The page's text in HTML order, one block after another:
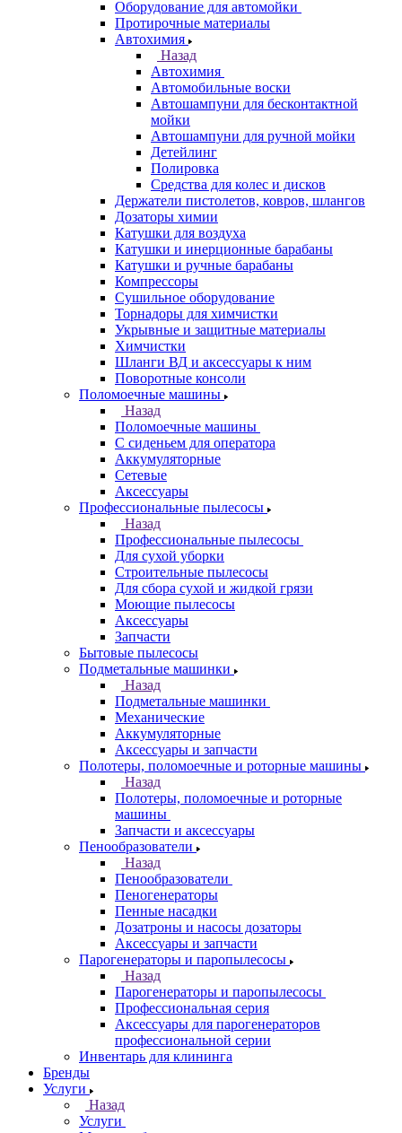
Оборудование для автомойки
Протирочные материалы
Автохимия
Назад
Автохимия
Автомобильные воски
Автошампуни для бесконтактной
мойки
Автошампуни для ручной мойки
Детейлинг
Полировка
Средства для колес и дисков
Держатели пистолетов, ковров, шлангов
Дозаторы химии
Катушки для воздуха
Катушки и инерционные барабаны
Катушки и ручные барабаны
Компрессоры
Сушильное оборудование
Торнадоры для химчистки
Укрывные и защитные материалы
Химчистки
Шланги ВД и аксессуары к ним
Поворотные консоли
Поломоечные машины
Назад
Поломоечные машины
С сиденьем для оператора
Аккумуляторные
Сетевые
Аксессуары
Профессиональные пылесосы
Назад
Профессиональные пылесосы
Для сухой уборки
Строительные пылесосы
Для сбора сухой и жидкой грязи
Моющие пылесосы
Аксессуары
Запчасти
Бытовые пылесосы
Подметальные машинки
Назад
Подметальные машинки
Механические
Аккумуляторные
Аксессуары и запчасти
Полотеры, поломоечные и роторные машины
Назад
Полотеры, поломоечные и роторные
машины
Запчасти и аксессуары
Пенообразователи
Назад
Пенообразователи
Пеногенераторы
Пенные насадки
Дозатроны и насосы дозаторы
Аксессуары и запчасти
Парогенераторы и паропылесосы
Назад
Парогенераторы и паропылесосы
Профессиональная серия
Аксессуары для парогенераторов
профессиональной серии
Инвентарь для клининга
Бренды
Услуги
Назад
Услуги